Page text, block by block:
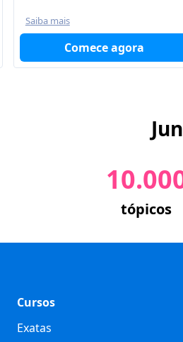
Saiba mais
Comece agora
tópicos
Cursos
Exatas